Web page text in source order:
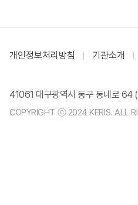
개인정보처리방침 기관소개
41061 대구광역시 동구 동내로 64
COPYRIGHT ⓒ 2024 KERIS. ALL